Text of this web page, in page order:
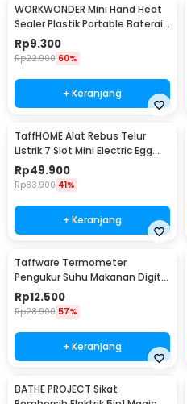
WORKWONDER Mini Hand Heat
Sealer Plastik Portable Baterai
AA - LX2000A
Rp9.300
Rp22.900 60%
+ Keranjang
TaffHOME Alat Rebus Telur
Listrik 7 Slot Mini Electric Egg
Cooker 350W - YS-203
Rp49.900
Rp83.900 41%
+ Keranjang
Taffware Termometer
Pengukur Suhu Makanan Digital
Daging Kopi Susu - TP101
Rp12.500
Rp28.900 57%
+ Keranjang
BATHE PROJECT Sikat